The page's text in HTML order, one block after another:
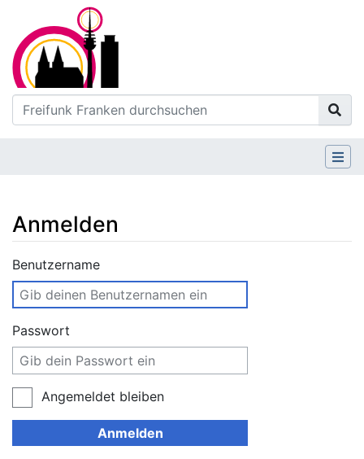
Anmelden
Wechseln zu:Navigation
Benutzername
Passwort
Angemeldet bleiben
Anmelden